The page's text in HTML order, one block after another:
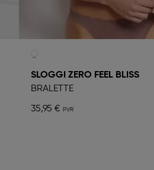
SLOGGI ZERO FEEL BLISS
BRALETTE
35,95 €